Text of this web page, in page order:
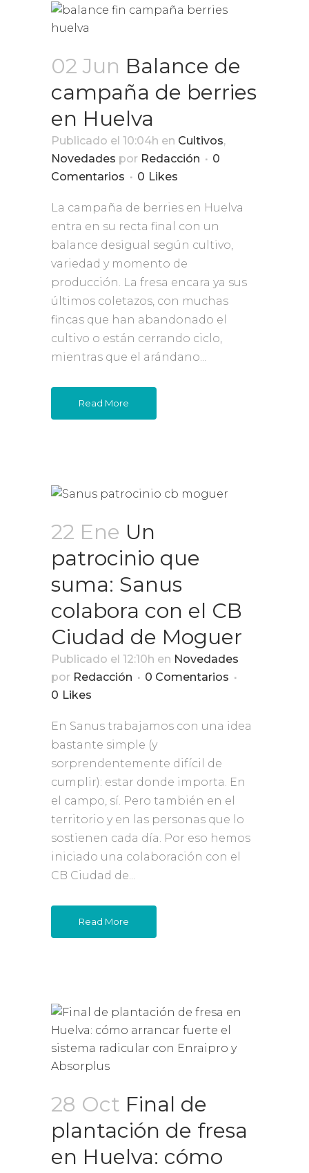
02 Jun Balance de
campaña de berries
en Huelva
Publicado el 10:04h en Cultivos,
Novedades por Redacción
0
Comentarios
0 Likes
La campaña de berries en Huelva
entra en su recta final con un
balance desigual según cultivo,
variedad y momento de
producción. La fresa encara ya sus
últimos coletazos, con muchas
fincas que han abandonado el
cultivo o están cerrando ciclo,
mientras que el arándano...
Read More
22 Ene Un
patrocinio que
suma: Sanus
colabora con el CB
Ciudad de Moguer
Publicado el 12:10h en Novedades
por Redacción
0 Comentarios
0 Likes
En Sanus trabajamos con una idea
bastante simple (y
sorprendentemente difícil de
cumplir): estar donde importa. En
el campo, sí. Pero también en el
territorio y en las personas que lo
sostienen cada día. Por eso hemos
iniciado una colaboración con el
CB Ciudad de...
Read More
28 Oct Final de
plantación de fresa
en Huelva: cómo